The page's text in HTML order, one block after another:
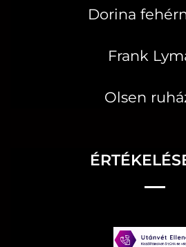
Dorina
Frank
Olsen